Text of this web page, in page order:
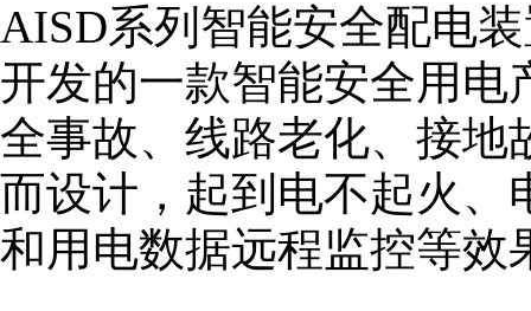
AISD系列智能安全配电
开发的一款智能安全用电
全事故、线路老化、接地
而设计，起到电不起火、
和用电数据远程监控等效